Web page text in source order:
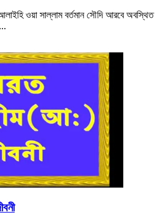
ওয়া সাল্লাম বর্তমান সৌদি আরবে অবস্থিত